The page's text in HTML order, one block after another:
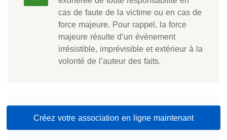
cas de faute de la victime ou en cas de
force majeure. Pour rappel, la force
majeure résulte d’un évènement
irrésistible, imprévisible et extérieur à la
volonté de l’auteur des faits.
Créez votre association en ligne maintenant